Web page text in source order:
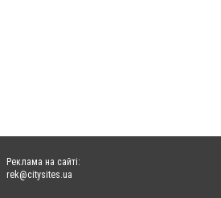
Реклама на сайті:
rek@citysites.ua